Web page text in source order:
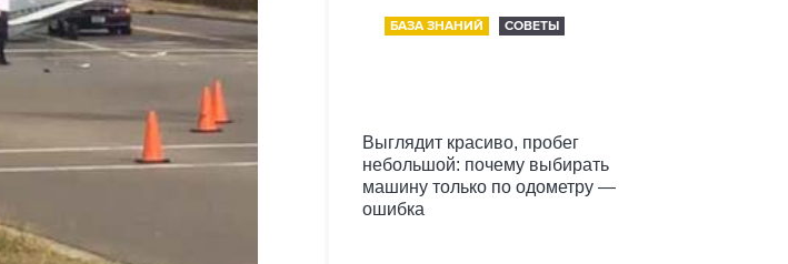
БАЗА ЗНАНИЙ СОВЕТЫ
Выглядит красиво, пробег
небольшой: почему выбирать
машину только по одометру —
ошибка